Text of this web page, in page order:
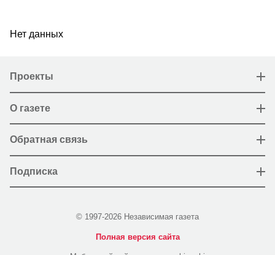
Нет данных
Проекты
О газете
Обратная связь
Подписка
© 1997-2026 Независимая газета
Полная версия сайта